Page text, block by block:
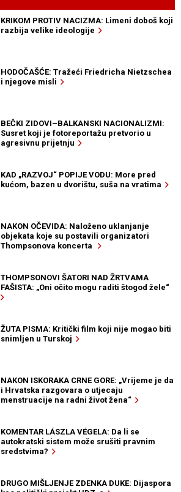
KRIKOM PROTIV NACIZMA: Limeni doboš koji
razbija velike ideologije
HODOČAŠĆE: Tražeći Friedricha Nietzschea
i njegove misli
BEČKI ZIDOVI–BALKANSKI NACIONALIZMI:
Susret koji je fotoreportažu pretvorio u
agresivnu prijetnju
KAD „RAZVOJ“ POPIJE VODU: More pred
kućom, bazen u dvorištu, suša na vratima
NAKON OČEVIDA: Naloženo uklanjanje
objekata koje su postavili organizatori
Thompsonova koncerta
THOMPSONOVI ŠATORI NAD ŽRTVAMA
FAŠISTA: „Oni očito mogu raditi štogod žele“
ŽUTA PISMA: Kritički film koji nije mogao biti
snimljen u Turskoj
NAKON ISKORAKA CRNE GORE: „Vrijeme je da
i Hrvatska razgovara o utjecaju
menstruacije na radni život žena“
KOMENTAR LÁSZLA VÉGELA: Da li se
autokratski sistem može srušiti pravnim
sredstvima?
DRUGO MIŠLJENJE ZDENKA DUKE: Dijaspora